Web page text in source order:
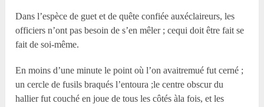
Dans l’espèce de guet et de quête confiée auxéclaireurs, les
officiers n’ont pas besoin de s’en mêler ; cequi doit être fait se
fait de soi-même.
En moins d’une minute le point où l’on avaitremué fut cerné ;
un cercle de fusils braqués l’entoura ;le centre obscur du
hallier fut couché en joue de tous les côtés àla fois, et les